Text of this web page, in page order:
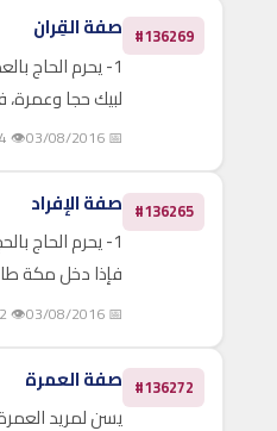
ويفعل ما فعله
#136269 صفة القِران
1- يحرم الحاج
لبيك حجا
طواف القدوم،
الحج بعد طواف
إحرامه حتىيتحلل
📅 03/08/2016
👁 316,084
#136265 صفة الإفراد
1- يحرم الحاج
فإذا دخل مكة
إن أحب تقديم
القدوم، ويبقى
📅 03/08/2016
👁 216,172
#136272 صفة العمرة
يسن لمريد